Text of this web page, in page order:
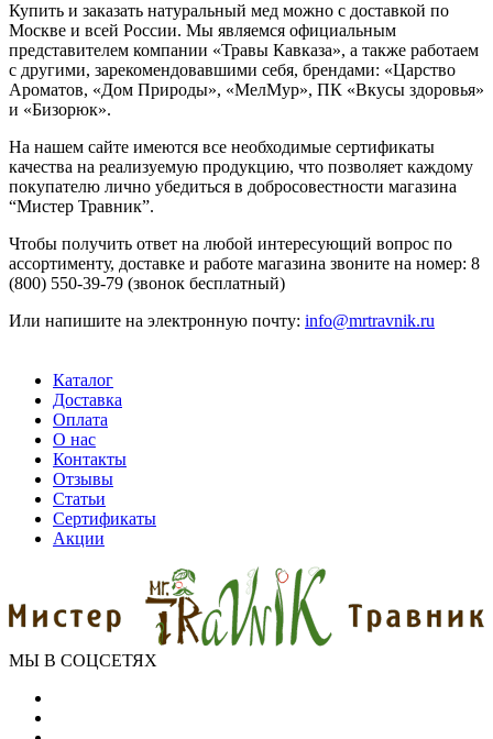
Купить и заказать натуральный мед можно с доставкой по
Москве и всей России. Мы являемся официальным
представителем компании «Травы Кавказа», а также работаем
с другими, зарекомендовавшими себя, брендами: «Царство
Ароматов, «Дом Природы», «МелМур», ПК «Вкусы здоровья»
и «Бизорюк».
На нашем сайте имеются все необходимые сертификаты
качества на реализуемую продукцию, что позволяет каждому
покупателю лично убедиться в добросовестности магазина
“Мистер Травник”.
Чтобы получить ответ на любой интересующий вопрос по
ассортименту, доставке и работе магазина звоните на номер: 8
(800) 550-39-79 (звонок бесплатный)
Или напишите на электронную почту: info@mrtravnik.ru
Каталог
Доставка
Оплата
О нас
Контакты
Отзывы
Статьи
Сертификаты
Акции
МЫ В СОЦСЕТЯХ